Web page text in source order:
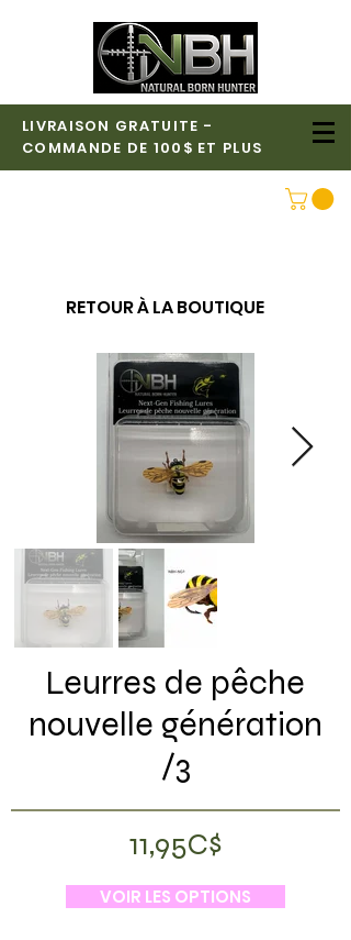
LIVRAISON GRATUITE -
COMMANDE DE 100$ ET PLUS
RETOUR À LA BOUTIQUE
Leurres de pêche
nouvelle génération
/3
11,95C$
VOIR LES OPTIONS